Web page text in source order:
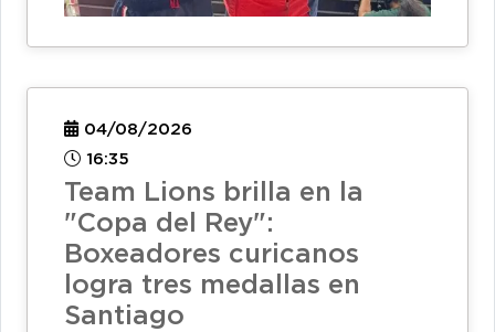
04/08/2026
16:35
Team Lions brilla en la
"Copa del Rey":
Boxeadores curicanos
logra tres medallas en
Santiago